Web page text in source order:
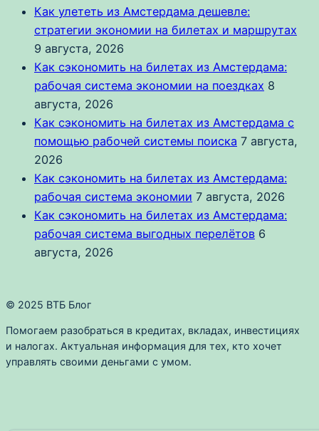
Как улететь из Амстердама дешевле:
стратегии экономии на билетах и маршрутах
9 августа, 2026
Как сэкономить на билетах из Амстердама:
рабочая система экономии на поездках 8
августа, 2026
Как сэкономить на билетах из Амстердама с
помощью рабочей системы поиска 7 августа,
2026
Как сэкономить на билетах из Амстердама:
рабочая система экономии 7 августа, 2026
Как сэкономить на билетах из Амстердама:
рабочая система выгодных перелётов 6
августа, 2026
© 2025 ВТБ Блог
Помогаем разобраться в кредитах, вкладах, инвестициях
и налогах. Актуальная информация для тех, кто хочет
управлять своими деньгами с умом.